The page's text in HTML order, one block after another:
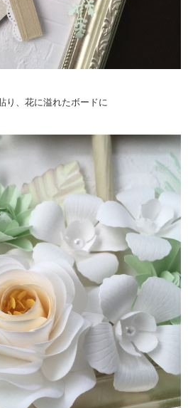
り、花に溢れたボードに